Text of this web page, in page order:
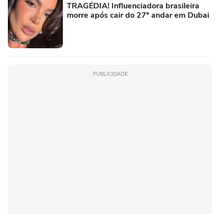
TRAGÉDIA! Influenciadora brasileira
morre após cair do 27º andar em Dubai
PUBLICIDADE